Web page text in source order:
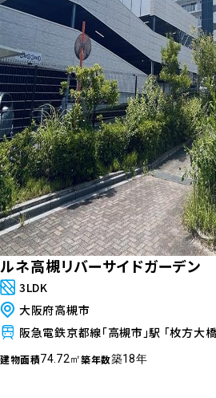
ルネ高槻リバーサイドガーデン
3LDK
大阪府高槻市
阪急電鉄京都線「高槻市」駅 「枚方大
建物面積74.72㎡築年数築18年